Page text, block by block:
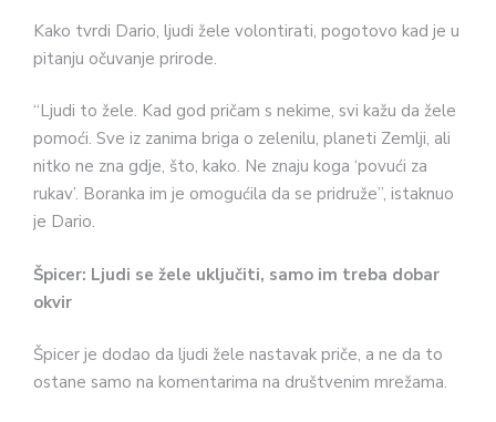
Kako tvrdi Dario, ljudi žele volontirati, pogotovo kad je u
pitanju očuvanje prirode.
“Ljudi to žele. Kad god pričam s nekime, svi kažu da žele
pomoći. Sve iz zanima briga o zelenilu, planeti Zemlji, ali
nitko ne zna gdje, što, kako. Ne znaju koga ‘povući za
rukav’. Boranka im je omogućila da se pridruže”, istaknuo
je Dario.
Špicer: Ljudi se žele uključiti, samo im treba dobar
okvir
Špicer je dodao da ljudi žele nastavak priče, a ne da to
ostane samo na komentarima na društvenim mrežama.